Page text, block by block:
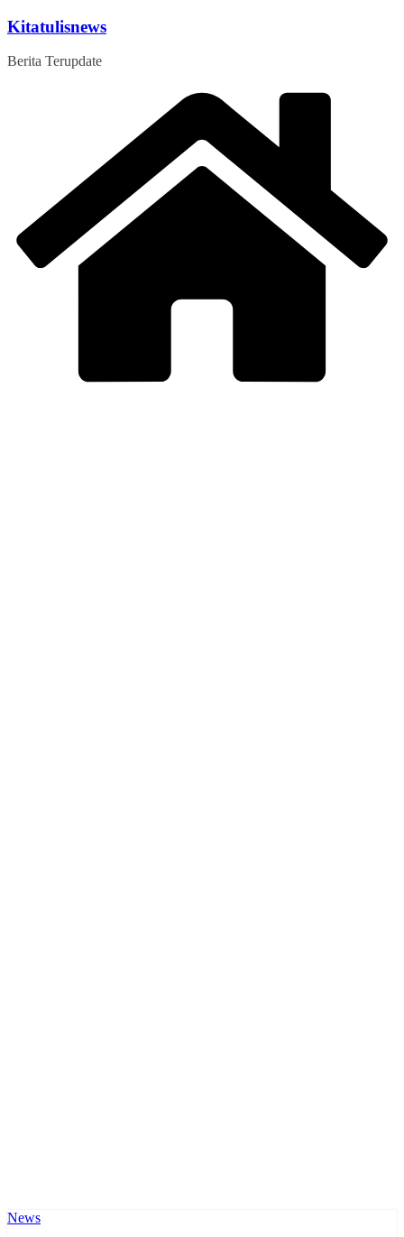
Skip
content
Kitatulisnews
Berita Terupdate
News